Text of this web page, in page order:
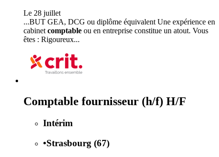
Le 28 juillet
...BUT GEA, DCG ou diplôme équivalent Une expérience en
cabinet comptable ou en entreprise constitue un atout. Vous
êtes : Rigoureux...
Comptable fournisseur (h/f) H/F
Intérim
•Strasbourg (67)